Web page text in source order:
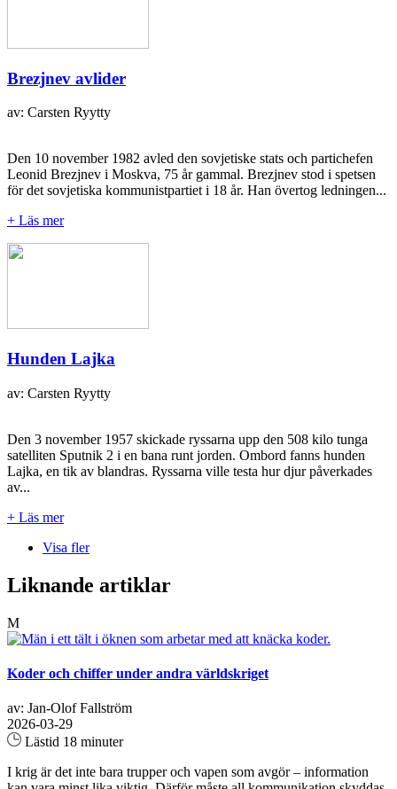
Brezjnev avlider
av: Carsten Ryytty
Den 10 november 1982 avled den sovjetiske stats och partichefen
Leonid Brezjnev i Moskva, 75 år gammal. Brezjnev stod i spetsen
för det sovjetiska kommunistpartiet i 18 år. Han övertog ledningen...
+ Läs mer
Hunden Lajka
av: Carsten Ryytty
Den 3 november 1957 skickade ryssarna upp den 508 kilo tunga
satelliten Sputnik 2 i en bana runt jorden. Ombord fanns hunden
Lajka, en tik av blandras. Ryssarna ville testa hur djur påverkades
av...
+ Läs mer
Visa fler
Liknande artiklar
M
Koder och chiffer under andra världskriget
av: Jan-Olof Fallström
2026-03-29
Lästid 18 minuter
I krig är det inte bara trupper och vapen som avgör – information